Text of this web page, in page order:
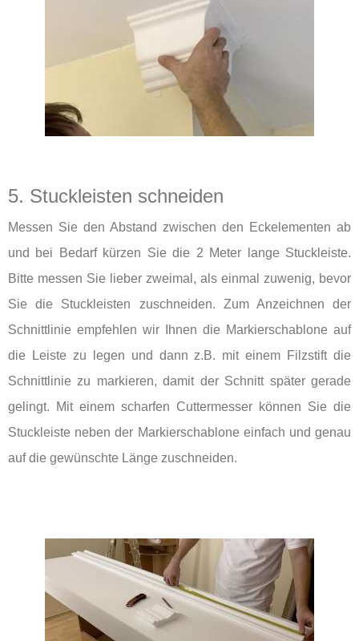
5. Stuckleisten schneiden
Messen Sie den Abstand zwischen den Eckelementen ab
und bei Bedarf kürzen Sie die 2 Meter lange Stuckleiste.
Bitte messen Sie lieber zweimal, als einmal zuwenig, bevor
Sie die Stuckleisten zuschneiden. Zum Anzeichnen der
Schnittlinie empfehlen wir Ihnen die Markierschablone auf
die Leiste zu legen und dann z.B. mit einem Filzstift die
Schnittlinie zu markieren, damit der Schnitt später gerade
gelingt. Mit einem scharfen Cuttermesser können Sie die
Stuckleiste neben der Markierschablone einfach und genau
auf die gewünschte Länge zuschneiden.